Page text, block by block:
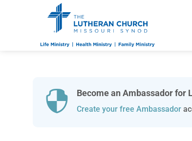
 Become an Ambassador for
Create your free Ambassador